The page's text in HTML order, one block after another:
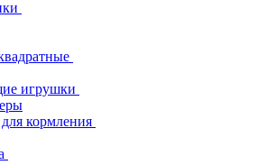
игрушки
кормления